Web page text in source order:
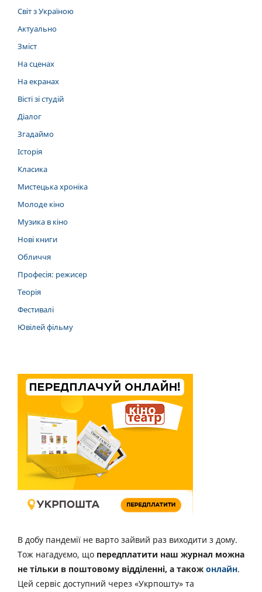
Світ з Україною
Актуально
Зміст
На сценах
На екранах
Вісті зі студій
Діалог
Згадаймо
Історія
Класика
Мистецька хроніка
Молоде кіно
Музика в кіно
Нові книги
Обличчя
Професія: режисер
Теорія
Фестивалі
Ювілей фільму
В добу пандемії не варто зайвий раз виходити з дому.
Тож нагадуємо, що передплатити наш журнал можна
не тільки в поштовому відділенні, а також онлайн.
Цей сервіс доступний через «Укрпошту» та